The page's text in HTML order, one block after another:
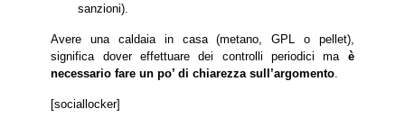
sanzioni).
Avere una caldaia in casa (metano, GPL o pellet),
significa dover effettuare dei controlli periodici ma è
necessario fare un po’ di chiarezza sull’argomento.
[sociallocker]